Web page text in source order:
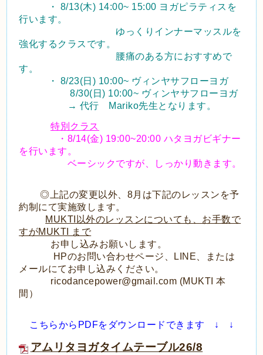
・ 8/13(木) 14:00~ 15:00 ヨガピラティスを
行います。
ゆっくりインナーマッスルを
強化するクラスです。
腰痛のある方におすすめで
す。
・ 8/23(日) 10:00~ ヴィンヤサフローヨガ
8/30(日) 10:00~ ヴィンヤサフローヨガ
→ 代行 Mariko先生となります。
特別クラス
・8/14(金) 19:00~20:00 ハタヨガビギナー
を行います。
ベーシックですが、しっかり動きます。
◎上記の変更以外、8月は下記のレッスンを予
約制にて実施致します。
MUKTI以外のレッスンについても、お手数で
すがMUKTI まで
お申し込みお願いします。
HPのお問い合わせページ、LINE、または
メールにてお申し込みください。
ricodancepower@gmail.com (MUKTI 本
間）
こちらからPDFをダウンロードできます ↓ ↓
アムリタヨガタイムテーブル26/8